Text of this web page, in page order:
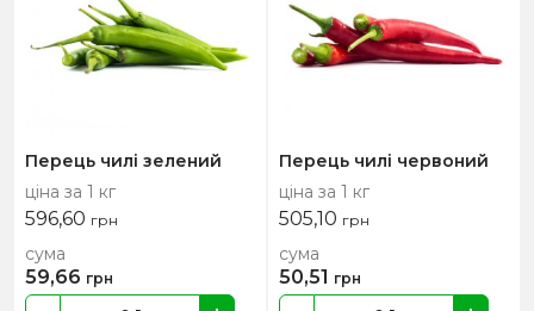
Перець чилі зелений
ціна за 1 кг
596,60 грн
сума
59,66 грн
Перець чилі червоний
ціна за 1 кг
505,10 грн
сума
50,51 грн